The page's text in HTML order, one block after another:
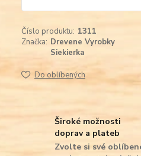
Číslo produktu: 1311
Značka: Drevene Vyrobky
Siekierka
Do oblíbených
Široké možnosti
doprav a plateb
Zvolte si své